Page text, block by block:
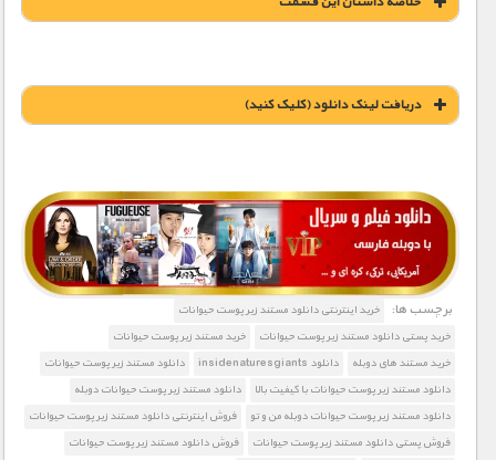
دریافت لينک دانلود (کليک کنيد)
برچسب ها:
خرید اینترنتی دانلود مستند زیر پوست حیوانات
خرید پستی دانلود مستند زیر پوست حیوانات
خرید مستند زیر پوست حیوانات
خرید مستند های دوبله
دانلود insidenaturesgiants
دانلود مستند زیر پوست حیوانات
دانلود مستند زیر پوست حیوانات با کیفیت بالا
دانلود مستند زیر پوست حیوانات دوبله
دانلود مستند زیر پوست حیوانات دوبله من و تو
فروش اینترنتی دانلود مستند زیر پوست حیوانات
فروش پستی دانلود مستند زیر پوست حیوانات
فروش دانلود مستند زیر پوست حیوانات